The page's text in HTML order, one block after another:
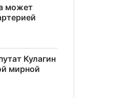
может
Кулагин
мирной